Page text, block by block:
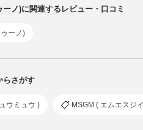
ノ)に関連するレビュー・口コミ
ーノ)
らさがす
ウミュウ ) MSGM ( エムエスジ